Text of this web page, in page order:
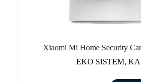
Xiaomi Mi Home Security
EKO SISTEM,